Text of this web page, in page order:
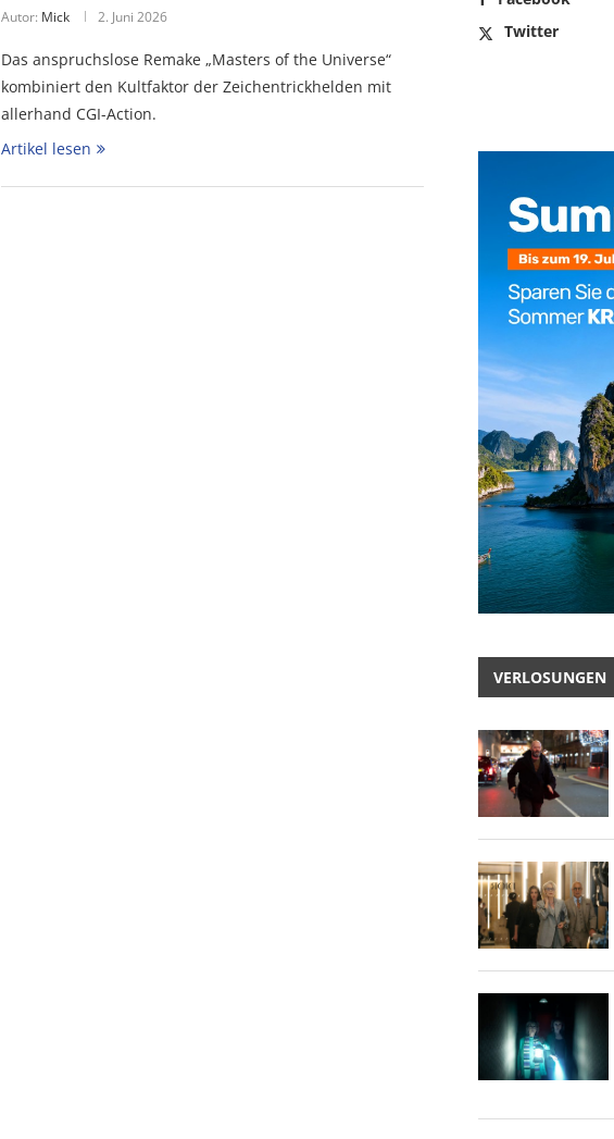
Autor: Mick 2. Juni 2026
Das anspruchslose Remake „Masters of the Universe“
kombiniert den Kultfaktor der Zeichentrickhelden mit
allerhand CGI-Action.
Artikel lesen
Twitter
VERLOSUNGEN